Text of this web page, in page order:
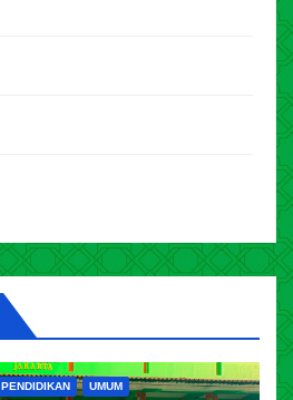
PENDIDIKAN UMUM